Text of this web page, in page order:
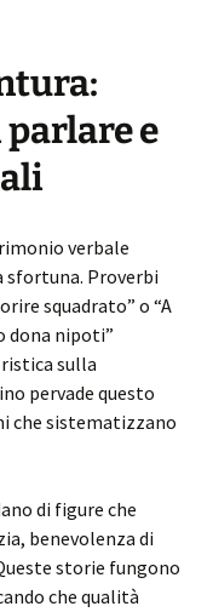
e
verbale
sfortuna. Proverbi
squadrato” o “A
dona nipoti”
sulla
pervade questo
che sistematizzano
di figure che
benevolenza di
storie fungono
che qualità